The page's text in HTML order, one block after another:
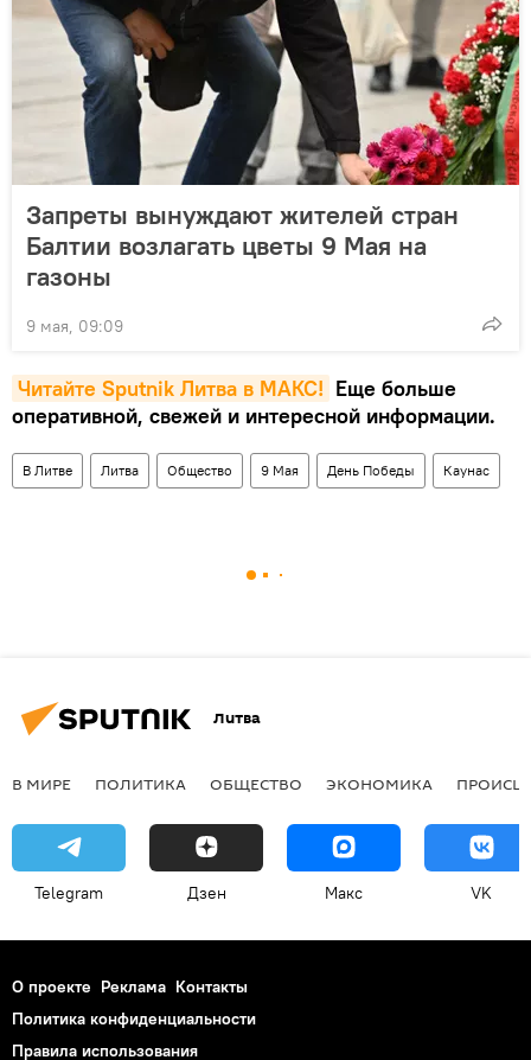
Запреты вынуждают жителей стран
Балтии возлагать цветы 9 Мая на
газоны
9 мая, 09:09
Читайте Sputnik Литва в MAКС! Еще больше
оперативной, свежей и интересной информации.
В Литве Литва Общество 9 Мая День Победы Каунас
Литва
В МИРЕ ПОЛИТИКА ОБЩЕСТВО ЭКОНОМИКА
Telegram Дзен Макс VK
О проекте Реклама Контакты
Политика конфиденциальности
Правила использования